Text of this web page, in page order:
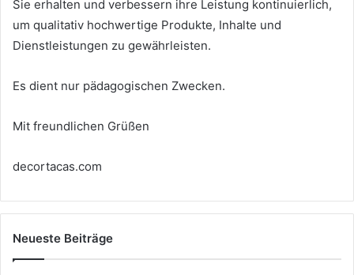
Sie erhalten und verbessern ihre Leistung kontinuierlich,
um qualitativ hochwertige Produkte, Inhalte und
Dienstleistungen zu gewährleisten.
Es dient nur pädagogischen Zwecken.
Mit freundlichen Grüßen
decortacas.com
Neueste Beiträge